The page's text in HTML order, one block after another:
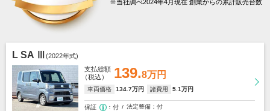
当社調べ2024年4月現在 創業からの累計販売台数
L SA Ⅲ (2022年式)
139.8万円
支払総額
（税込）
車両価格 134 .7万円 諸費用 5 .1万円
保証 付 法定整備 付